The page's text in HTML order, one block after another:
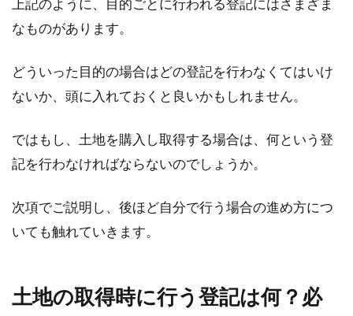
上記のように、目的ごとに行われる登記にはさまざま
なものがあります。
どういった目的の場合はどの登記を行わなくてはいけ
ないか、頭に入れておくと良いかもしれません。
ではもし、土地を購入し取得する場合は、何という登
記を行わなければならないのでしょうか。
次項でご説明し、後ほど自分で行う場合の進め方につ
いても触れていきます。
土地の取得時に行う登記は何？必